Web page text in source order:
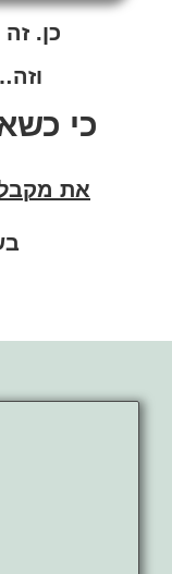
כן.
כי
את מקבלת